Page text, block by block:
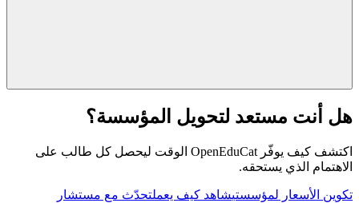
هل أنت مستعد لتحويل المؤسسة؟
اكتشف كيف يوفّر OpenEduCat الوقت ليحصل كل طالب على
الاهتمام الذي يستحقه.
تكوين الأسعار لمؤسستيشاهد كيف يعملتحدّث مع مستشار